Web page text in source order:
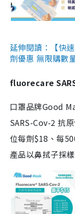
延伸閱讀：【快
劑優惠 無限購數
fluorecare
口罩品牌Good
SARS-Cov-2 抗
位每劑$18、每
產品以鼻拭子採